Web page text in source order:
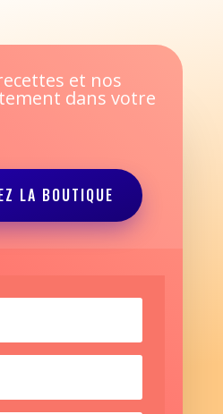
et nos
dans votre
LA BOUTIQUE